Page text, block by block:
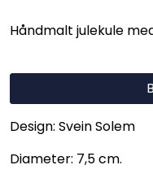
Håndmalt julekule
Design: Svein Solem
Diameter: 7,5 cm.